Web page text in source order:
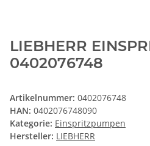
LIEBHERR
0402076748
Artikelnummer: 0402076748
HAN: 0402076748090
Kategorie: Einspritzpumpen
Hersteller: LIEBHERR